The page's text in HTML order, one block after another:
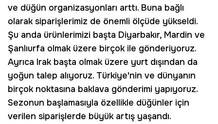
ve düğün organizasyonları arttı. Buna bağlı
olarak siparişlerimiz de önemli ölçüde yükseldi.
Şu anda ürünlerimizi başta Diyarbakır, Mardin ve
Şanlıurfa olmak üzere birçok ile gönderiyoruz.
Ayrıca Irak başta olmak üzere yurt dışından da
yoğun talep alıyoruz. Türkiye'nin ve dünyanın
birçok noktasına baklava gönderimi yapıyoruz.
Sezonun başlamasıyla özellikle düğünler için
verilen siparişlerde büyük artış yaşandı.